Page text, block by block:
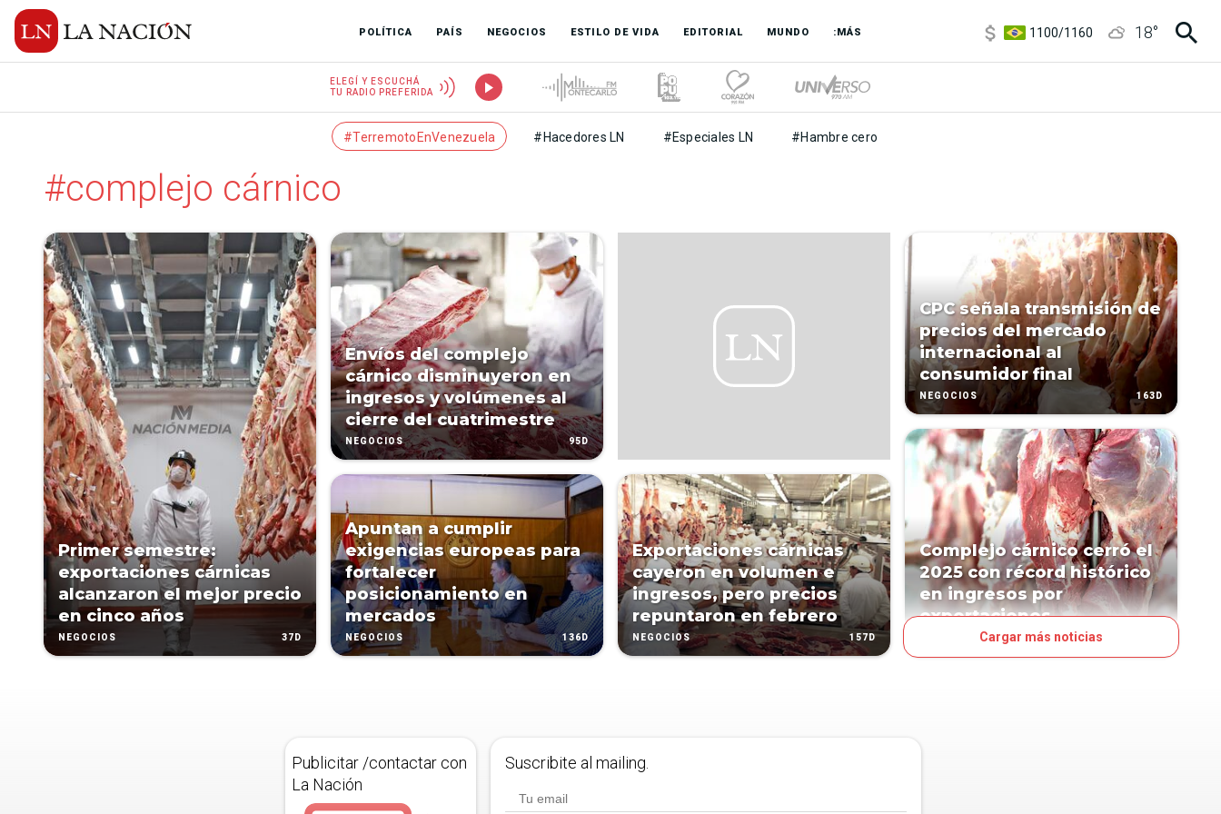
POLÍTICA PAÍS NEGOCIOS ESTILO DE VIDA EDITORIAL MUNDO :MÁS
1100/1160
18°
ELEGÍ Y ESCUCHÁ
TU RADIO PREFERIDA
#TerremotoEnVenezuela #Hacedores LN #Especiales LN #Hambre cero
#complejo cárnico
Primer semestre:
exportaciones cárnicas
alcanzaron el mejor precio
en cinco años
NEGOCIOS 37D
Envíos del complejo
cárnico disminuyeron en
ingresos y volúmenes al
cierre del cuatrimestre
NEGOCIOS 95D
Apuntan a cumplir
exigencias europeas para
fortalecer
posicionamiento en
mercados
NEGOCIOS 136D
Exportaciones cárnicas
cayeron en volumen e
ingresos, pero precios
repuntaron en febrero
NEGOCIOS 157D
CPC señala transmisión de
precios del mercado
internacional al
consumidor final
NEGOCIOS 163D
Complejo cárnico cerró el
2025 con récord histórico
en ingresos por
exportaciones
Cargar más noticias
Publicitar /contactar con
La Nación
Suscribite al mailing.